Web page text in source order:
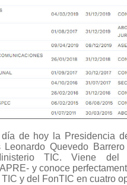
de hoy la Presidencia
Quevedo
TIC. Viene del
y conoce
y del FonTIC en cuatro